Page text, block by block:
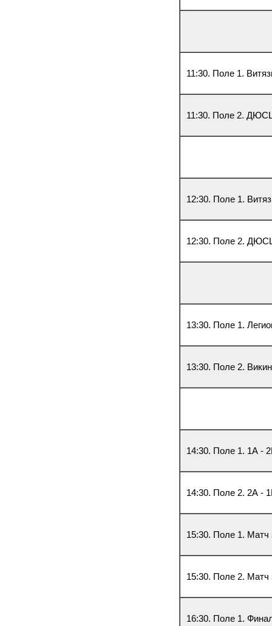
11:30. Поле 1.
11:30. Поле 2.
12:30. Поле 1.
12:30. Поле 2.
13:30. Поле 1.
13:30. Поле 2.
14:30. Поле 1. 1А -
14:30. Поле 2. 2А -
15:30. Поле 1. Матч
15:30. Поле 2. Матч
16:30. Поле 1.